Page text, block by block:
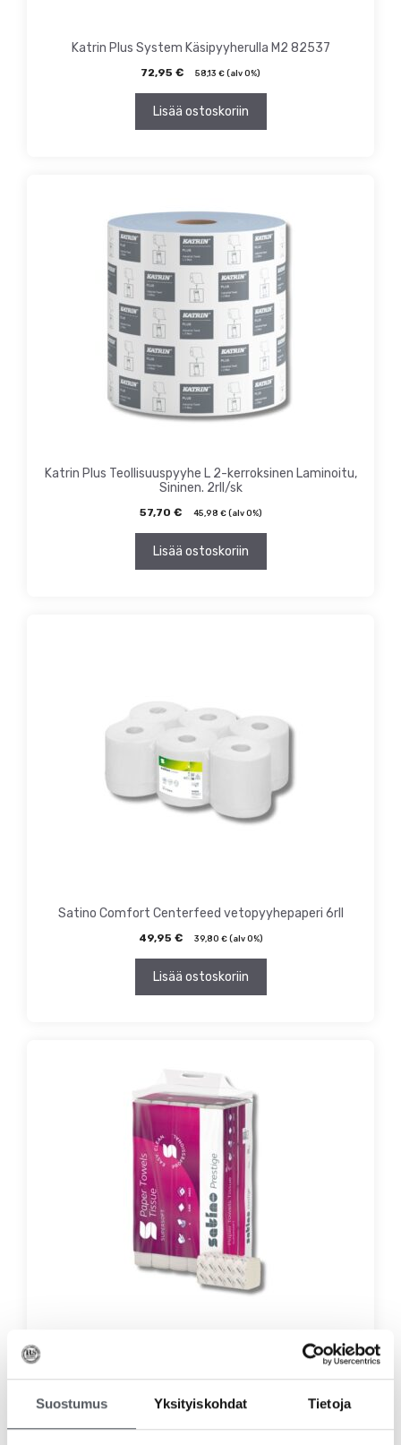
Suostumus Yksityiskohdat Tietoja
Katrin Plus System Käsipyyherulla M2 82537
72,95 € 58,13 € (alv 0%)
Lisää ostoskoriin
Katrin Plus Teollisuuspyyhe L 2-kerroksinen Laminoitu,
Sininen. 2rll/sk
57,70 € 45,98 €(alv 0%)
Lisää ostoskoriin
Satino Comfort Centerfeed vetopyyhepaperi 6rll
49,95 € 39,80 €(alv 0%)
Lisää ostoskoriin
Lisää ostoskoriin